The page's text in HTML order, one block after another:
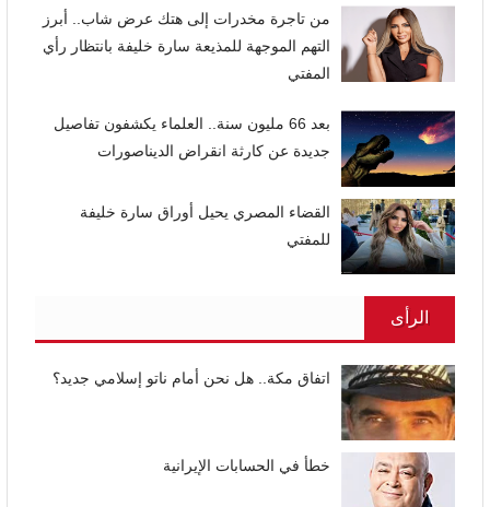
من تاجرة مخدرات إلى هتك عرض شاب.. أبرز
التهم الموجهة للمذيعة سارة خليفة بانتظار رأي
المفتي
بعد 66 مليون سنة.. العلماء يكشفون تفاصيل
جديدة عن كارثة انقراض الديناصورات
القضاء المصري يحيل أوراق سارة خليفة
للمفتي
الرأى
اتفاق مكة.. هل نحن أمام ناتو إسلامي جديد؟
خطأ في الحسابات الإيرانية